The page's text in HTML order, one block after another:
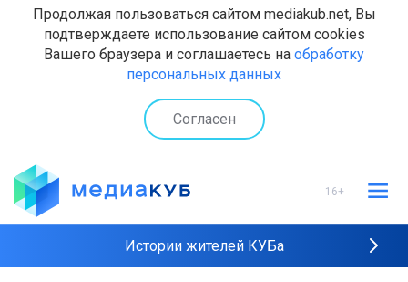
Продолжая пользоваться сайтом mediakub.net, Вы
подтверждаете использование сайтом cookies
Вашего браузера и соглашаетесь на обработку
персональных данных
Согласен
16+
Истории жителей КУБа